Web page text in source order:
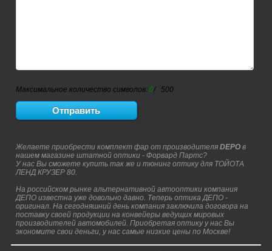
Максимальное количество символов: 0/ 500
Желаете приобрести комплект фар от производителя DEPOв
нашем магазине штатной оптики - Форвард Партс?
У нас Вы сможете купить так же и тюнинг оптику для ТОЙОТА
ЛЕНД КРУЗЕР 80.
На российском рынке альтернативной автооптики компания
ДЕПО известна уже довольно давно. Теперь оптика ДЕПО -
оригинал. На сегодняшний день компания заключила договора на
поставку своей продукции на конвейеры ведущих мировых
производителей автомобилей. Приобретая оптику у нас Вы
экономите свои деньги, у нас самые низкие цены по Москве!